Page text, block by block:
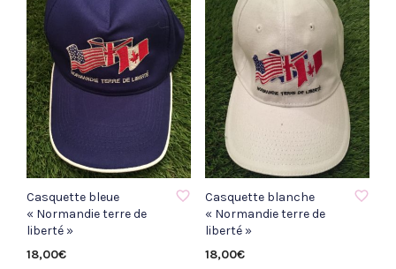
AJOUTER À LA LISTE D'ENVIE
Casquette bleue
« Normandie terre de
liberté »
18,00€
AJOUTER À LA LISTE D'ENVIE
Casquette blanche
« Normandie terre de
liberté »
18,00€